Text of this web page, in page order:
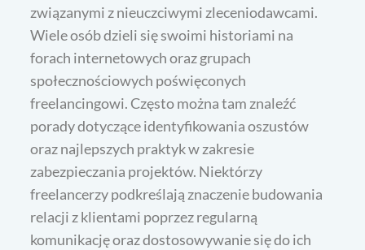
związanymi z nieuczciwymi zleceniodawcami.
Wiele osób dzieli się swoimi historiami na
forach internetowych oraz grupach
społecznościowych poświęconych
freelancingowi. Często można tam znaleźć
porady dotyczące identyfikowania oszustów
oraz najlepszych praktyk w zakresie
zabezpieczania projektów. Niektórzy
freelancerzy podkreślają znaczenie budowania
relacji z klientami poprzez regularną
komunikację oraz dostosowywanie się do ich